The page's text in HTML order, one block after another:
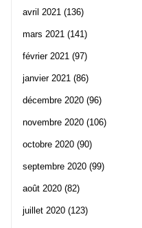
avril 2021 (136)
mars 2021 (141)
février 2021 (97)
janvier 2021 (86)
décembre 2020 (96)
novembre 2020 (106)
octobre 2020 (90)
septembre 2020 (99)
août 2020 (82)
juillet 2020 (123)